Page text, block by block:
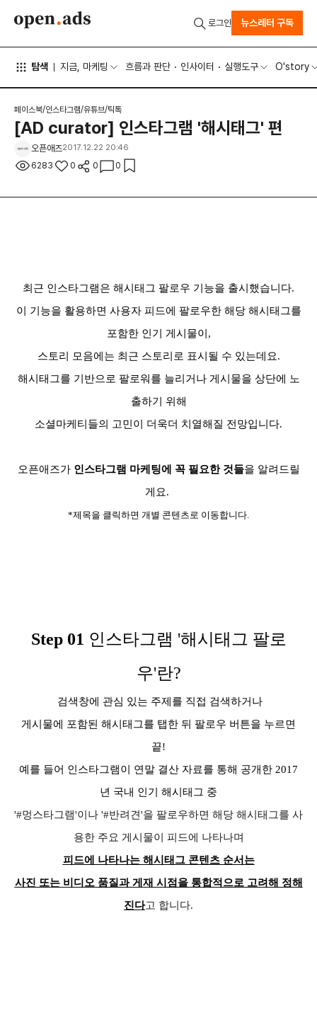
탐색 지금, 마케팅 흐름과 판단 인사이터 실행도구 O'story
로그인 뉴스레터 구독
페이스북/인스타그램/유튜브/틱톡
[AD curator] 인스타그램 '해시태그' 편
오픈애즈2017.12.22 20:46
6283 0 0 0
최근 인스타그램은 해시태그 팔로우 기능을 출시했습니다.
이 기능을 활용하면 사용자 피드에 팔로우한 해당 해시태그를
포함한 인기 게시물이,
스토리 모음에는 최근 스토리로 표시될 수 있는데요.
해시태그를 기반으로 팔로워를 늘리거나 게시물을 상단에 노
출하기 위해
소셜마케티들의 고민이 더욱더 치열해질 전망입니다.
오픈애즈가 인스타그램 마케팅에 꼭 필요한 것들을 알려드릴
게요.
*제목을 클릭하면 개별 콘텐츠로 이동합니다.
Step 01 인스타그램 '해시태그 팔로
우'란?
검색창에 관심 있는 주제를 직접 검색하거나
게시물에 포함된 해시태그를 탭한 뒤 팔로우 버튼을 누르면
끝!
예를 들어 인스타그램이 연말 결산 자료를 통해 공개한 2017
년 국내 인기 해시태그 중
'#멍스타그램'이나 '#반려견'을 팔로우하면 해당 해시태그를 사
용한 주요 게시물이 피드에 나타나며
피드에 나타나는 해시태그 콘텐츠 순서는
사진 또는 비디오 품질과 게재 시점을 통합적으로 고려해 정해
진다고 합니다.